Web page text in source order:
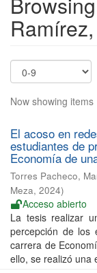
Now showing items
El acoso en
estudiantes de
Economía de
Torres Pacheco,
Meza, 2024)
Acceso abierto
La tesis realizar
percepción de los
carrera de
ello, se realizó una